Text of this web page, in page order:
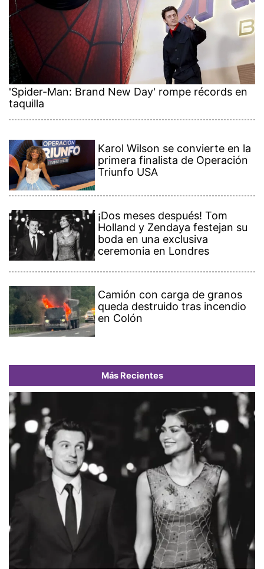
'Spider-Man: Brand New Day' rompe récords en
taquilla
Karol Wilson se convierte en la
primera finalista de Operación
Triunfo USA
¡Dos meses después! Tom
Holland y Zendaya festejan su
boda en una exclusiva
ceremonia en Londres
Camión con carga de granos
queda destruido tras incendio
en Colón
Más Recientes